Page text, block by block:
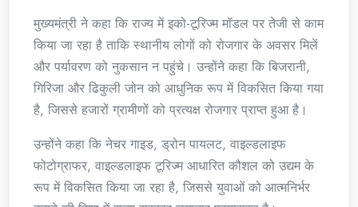
मुख्यमंत्री ने कहा कि राज्य में इको-टूरिज्म मॉडल पर तेजी से काम
किया जा रहा है ताकि स्थानीय लोगों को रोजगार के अवसर मिलें
और पर्यावरण को नुकसान न पहुंचे। उन्होंने कहा कि बिजरानी,
गिरिजा और ढिकुली जोन को आधुनिक रूप में विकसित किया गया
है, जिससे हजारों ग्रामीणों को प्रत्यक्ष रोजगार प्राप्त हुआ है।
उन्होंने कहा कि नेचर गाइड, ड्रोन पायलट, वाइल्डलाइफ
फोटोग्राफर, वाइल्डलाइफ टूरिज्म आधारित कौशल को उद्यम के
रूप में विकसित किया जा रहा है, जिससे युवाओं को आत्मनिर्भर